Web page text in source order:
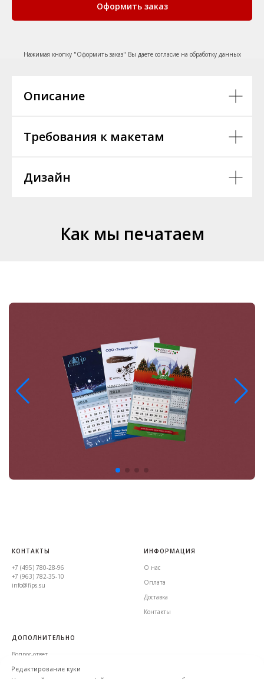
Оформить заказ
Нажимая кнопку "Оформить заказ" Вы даете согласие на обработку данных
Описание
Требования к макетам
Дизайн
Как мы печатаем
КОНТАКТЫ
+7 (495) 780-28-96
+7 (963) 782-35-10
info@fips.su
ИНФОРМАЦИЯ
О нас
Оплата
Доставка
Контакты
ДОПОЛНИТЕЛЬНО
Вопрос-ответ
Пользовательское соглашение
Редактирование куки